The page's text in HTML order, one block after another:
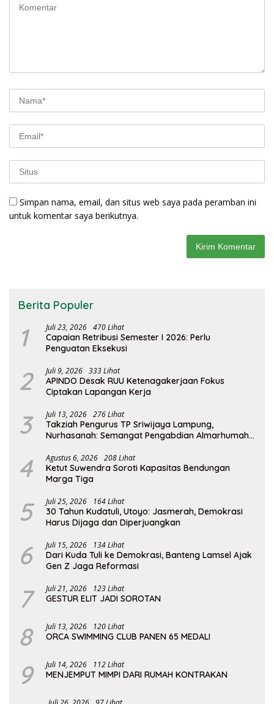
Simpan nama, email, dan situs web saya pada peramban ini
untuk komentar saya berikutnya.
Berita Populer
1 Juli 23, 2026 470 Lihat
Capaian Retribusi Semester I 2026: Perlu
Penguatan Eksekusi
2 Juli 9, 2026 333 Lihat
APINDO Desak RUU Ketenagakerjaan Fokus
Ciptakan Lapangan Kerja
3 Juli 13, 2026 276 Lihat
Takziah Pengurus TP Sriwijaya Lampung,
Nurhasanah: Semangat Pengabdian Almarhumah
4 Agustus 6, 2026 208 Lihat
Ketut Suwendra Soroti Kapasitas Bendungan
Marga Tiga
5 Juli 25, 2026 164 Lihat
30 Tahun Kudatuli, Utoyo: Jasmerah, Demokrasi
Harus Dijaga dan Diperjuangkan
6 Juli 15, 2026 134 Lihat
Dari Kuda Tuli ke Demokrasi, Banteng Lamsel Ajak
Gen Z Jaga Reformasi
7 Juli 21, 2026 123 Lihat
GESTUR ELIT JADI SOROTAN
8 Juli 13, 2026 120 Lihat
ORCA SWIMMING CLUB PANEN 65 MEDALI
9 Juli 14, 2026 112 Lihat
MENJEMPUT MIMPI DARI RUMAH KONTRAKAN